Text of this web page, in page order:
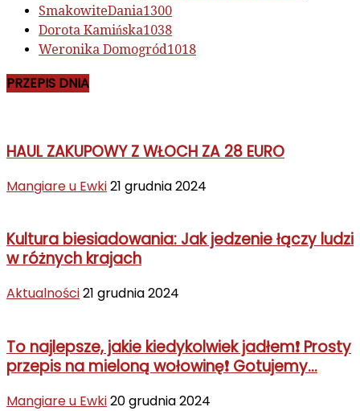
SmakowiteDania1300
Dorota Kamińska1038
Weronika Domogród1018
PRZEPIS DNIA
HAUL ZAKUPOWY Z WŁOCH ZA 28 EURO
Mangiare u Ewki21 grudnia 2024
Kultura biesiadowania: Jak jedzenie łączy ludzi
w różnych krajach
Aktualności21 grudnia 2024
To najlepsze, jakie kiedykolwiek jadłem❗ Prosty
przepis na mieloną wołowinę❗ Gotujemy...
Mangiare u Ewki20 grudnia 2024